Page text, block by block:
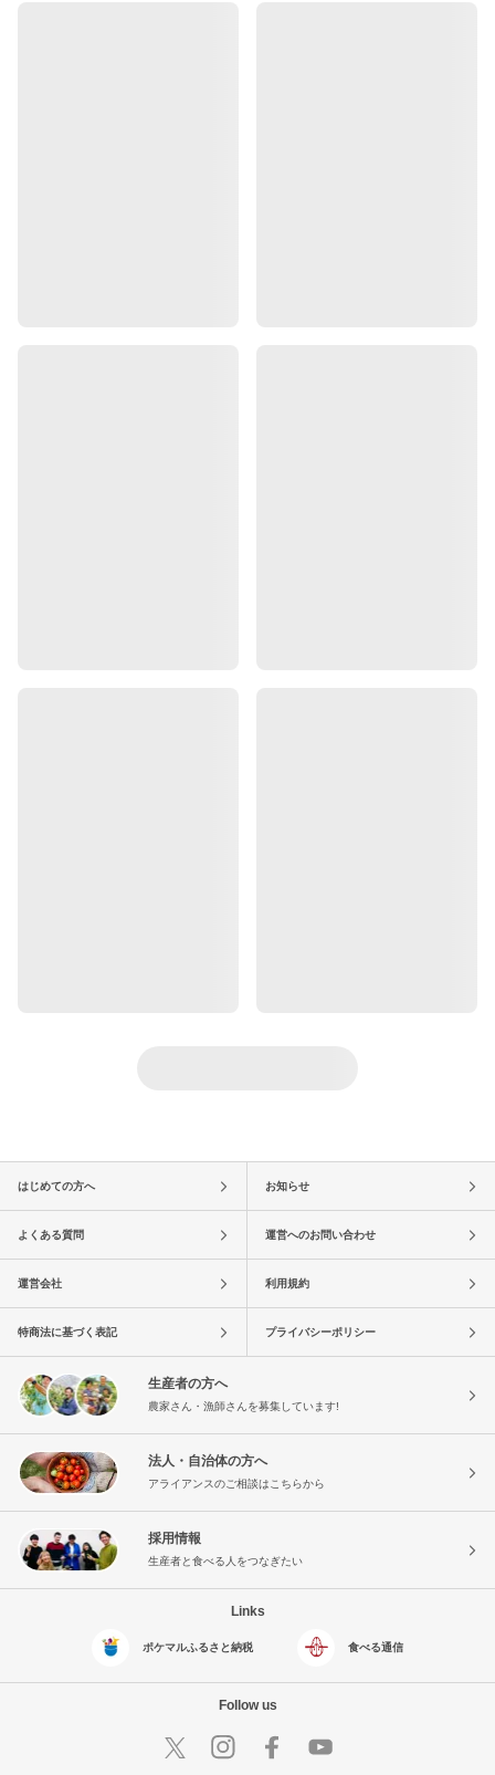
はじめての方へ お知らせ
よくある質問 運営へのお問い合わせ
運営会社 利用規約
特商法に基づく表記 プライバシーポリシー
生産者の方へ
農家さん・漁師さんを募集しています!
法人・自治体の方へ
アライアンスのご相談はこちらから
採用情報
生産者と食べる人をつなぎたい
Links
ポケマルふるさと納税 食べる通信
Follow us